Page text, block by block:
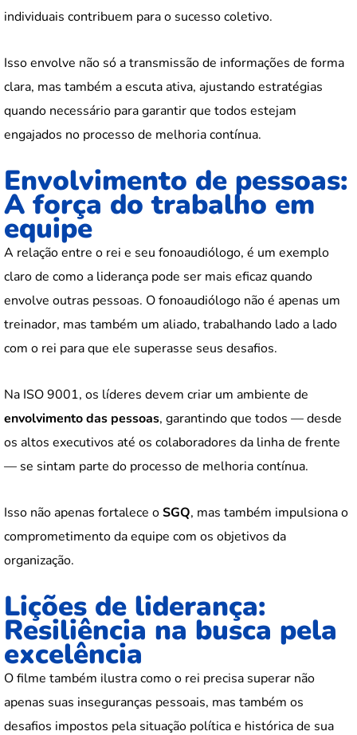
individuais contribuem para o sucesso coletivo.
Isso envolve não só a transmissão de informações de forma
clara, mas também a escuta ativa, ajustando estratégias
quando necessário para garantir que todos estejam
engajados no processo de melhoria contínua.
Envolvimento de pessoas:
A força do trabalho em
equipe
A relação entre o rei e seu fonoaudiólogo, é um exemplo
claro de como a liderança pode ser mais eficaz quando
envolve outras pessoas. O fonoaudiólogo não é apenas um
treinador, mas também um aliado, trabalhando lado a lado
com o rei para que ele superasse seus desafios.
Na ISO 9001, os líderes devem criar um ambiente de
envolvimento das pessoas, garantindo que todos — desde
os altos executivos até os colaboradores da linha de frente
— se sintam parte do processo de melhoria contínua.
Isso não apenas fortalece oSGQ, mas também impulsiona o
comprometimento da equipe com os objetivos da
organização.
Lições de liderança:
Resiliência na busca pela
excelência
O filme também ilustra como o rei precisa superar não
apenas suas inseguranças pessoais, mas também os
desafios impostos pela situação política e histórica de sua